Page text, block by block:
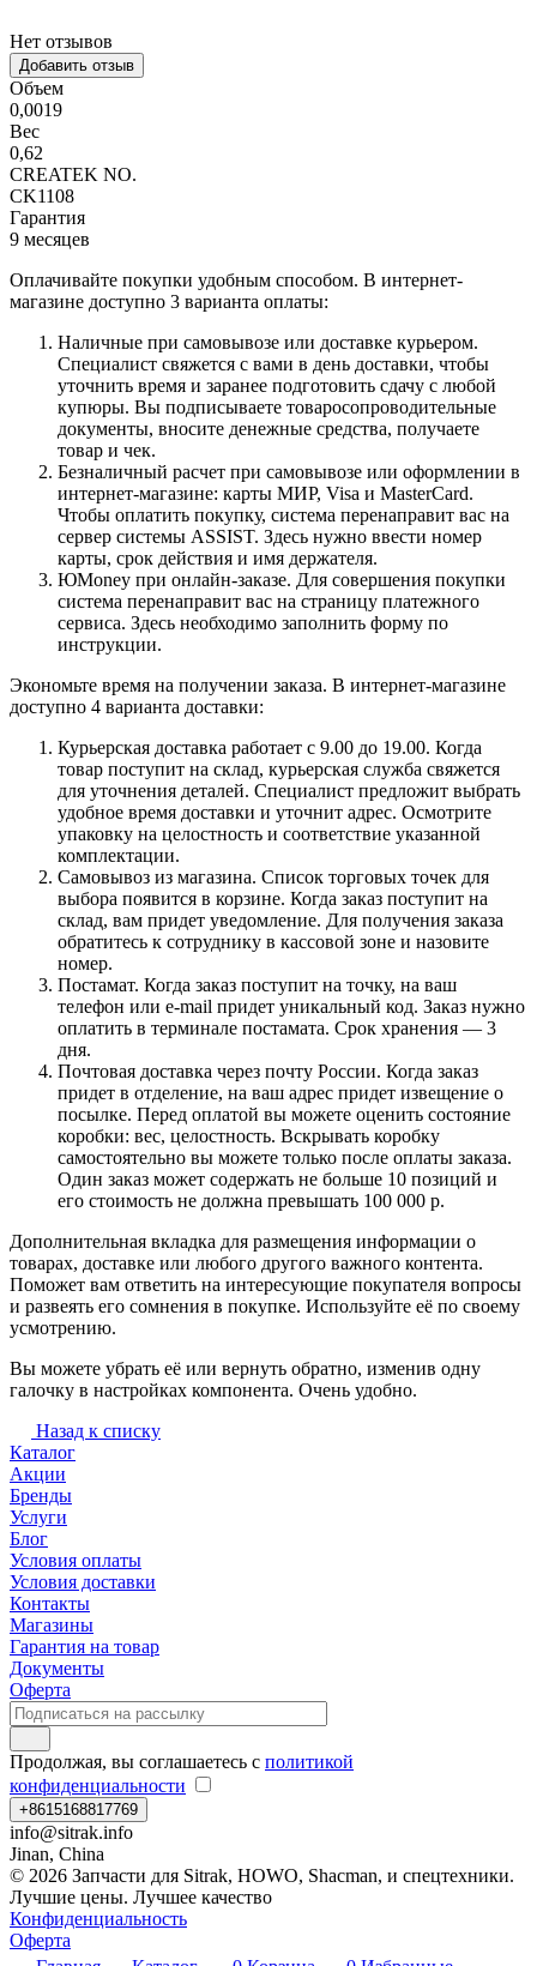
Нет отзывов
Добавить отзыв
Объем
0,0019
Вес
0,62
CREATEK NO.
CK1108
Гарантия
9 месяцев
Оплачивайте покупки удобным способом. В интернет-
магазине доступно 3 варианта оплаты:
Наличные при самовывозе или доставке курьером.
Специалист свяжется с вами в день доставки, чтобы
уточнить время и заранее подготовить сдачу с любой
купюры. Вы подписываете товаросопроводительные
документы, вносите денежные средства, получаете
товар и чек.
Безналичный расчет при самовывозе или оформлении в
интернет-магазине: карты МИР, Visa и MasterCard.
Чтобы оплатить покупку, система перенаправит вас на
сервер системы ASSIST. Здесь нужно ввести номер
карты, срок действия и имя держателя.
ЮMoney при онлайн-заказе. Для совершения покупки
система перенаправит вас на страницу платежного
сервиса. Здесь необходимо заполнить форму по
инструкции.
Экономьте время на получении заказа. В интернет-магазине
доступно 4 варианта доставки:
Курьерская доставка работает с 9.00 до 19.00. Когда
товар поступит на склад, курьерская служба свяжется
для уточнения деталей. Специалист предложит выбрать
удобное время доставки и уточнит адрес. Осмотрите
упаковку на целостность и соответствие указанной
комплектации.
Самовывоз из магазина. Список торговых точек для
выбора появится в корзине. Когда заказ поступит на
склад, вам придет уведомление. Для получения заказа
обратитесь к сотруднику в кассовой зоне и назовите
номер.
Постамат. Когда заказ поступит на точку, на ваш
телефон или e-mail придет уникальный код. Заказ нужно
оплатить в терминале постамата. Срок хранения — 3
дня.
Почтовая доставка через почту России. Когда заказ
придет в отделение, на ваш адрес придет извещение о
посылке. Перед оплатой вы можете оценить состояние
коробки: вес, целостность. Вскрывать коробку
самостоятельно вы можете только после оплаты заказа.
Один заказ может содержать не больше 10 позиций и
его стоимость не должна превышать 100 000 р.
Дополнительная вкладка для размещения информации о
товарах, доставке или любого другого важного контента.
Поможет вам ответить на интересующие покупателя вопросы
и развеять его сомнения в покупке. Используйте её по своему
усмотрению.
Вы можете убрать её или вернуть обратно, изменив одну
галочку в настройках компонента. Очень удобно.
Назад к списку
Каталог
Акции
Бренды
Услуги
Блог
Условия оплаты
Условия доставки
Контакты
Магазины
Гарантия на товар
Документы
Оферта
Продолжая, вы соглашаетесь с политикой
конфиденциальности
+8615168817769
info@sitrak.info
Jinan, China
© 2026 Запчасти для Sitrak, HOWO, Shacman, и спецтехники.
Лучшие цены. Лучшее качество
Конфиденциальность
Оферта